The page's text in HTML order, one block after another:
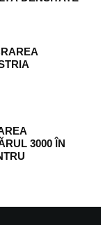
3000 ÎN